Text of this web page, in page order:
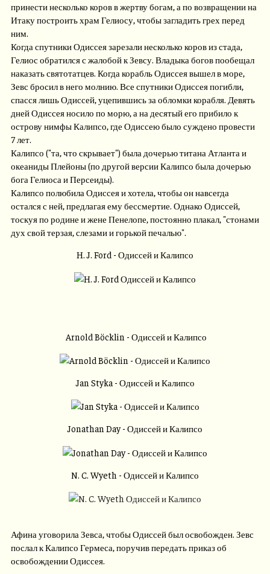
принести несколько коров в жертву богам, а по возвращении на
Итаку построить храм Гелиосу, чтобы загладить грех перед
ним.
Когда спутники Одиссея зарезали несколько коров из стада,
Гелиос обратился с жалобой к Зевсу. Владыка богов пообещал
наказать святотатцев. Когда корабль Одиссея вышел в море,
Зевс бросил в него молнию. Все спутники Одиссея погибли,
спасся лишь Одиссей, уцепившись за обломки корабля. Девять
дней Одиссея носило по морю, а на десятый его прибило к
острову нимфы Калипсо, где Одиссею было суждено провести
7 лет.
Калипсо ("та, что скрывает") была дочерью титана Атланта и
океаниды Плейоны (по другой версии Калипсо была дочерью
бога Гелиоса и Персеиды).
Калипсо полюбила Одиссея и хотела, чтобы он навсегда
остался с ней, предлагая ему бессмертие. Однако Одиссей,
тоскуя по родине и жене Пенелопе, постоянно плакал, "стонами
дух свой терзая, слезами и горькой печалью".
H. J. Ford - Одиссей и Калипсо
Arnold Böcklin - Одиссей и Калипсо
Jan Styka - Одиссей и Калипсо
Jonathan Day - Одиссей и Калипсо
N. C. Wyeth - Одиссей и Калипсо
Афина уговорила Зевса, чтобы Одиссей был освобожден. Зевс
послал к Калипсо Гермеса, поручив передать приказ об
освобождении Одиссея.